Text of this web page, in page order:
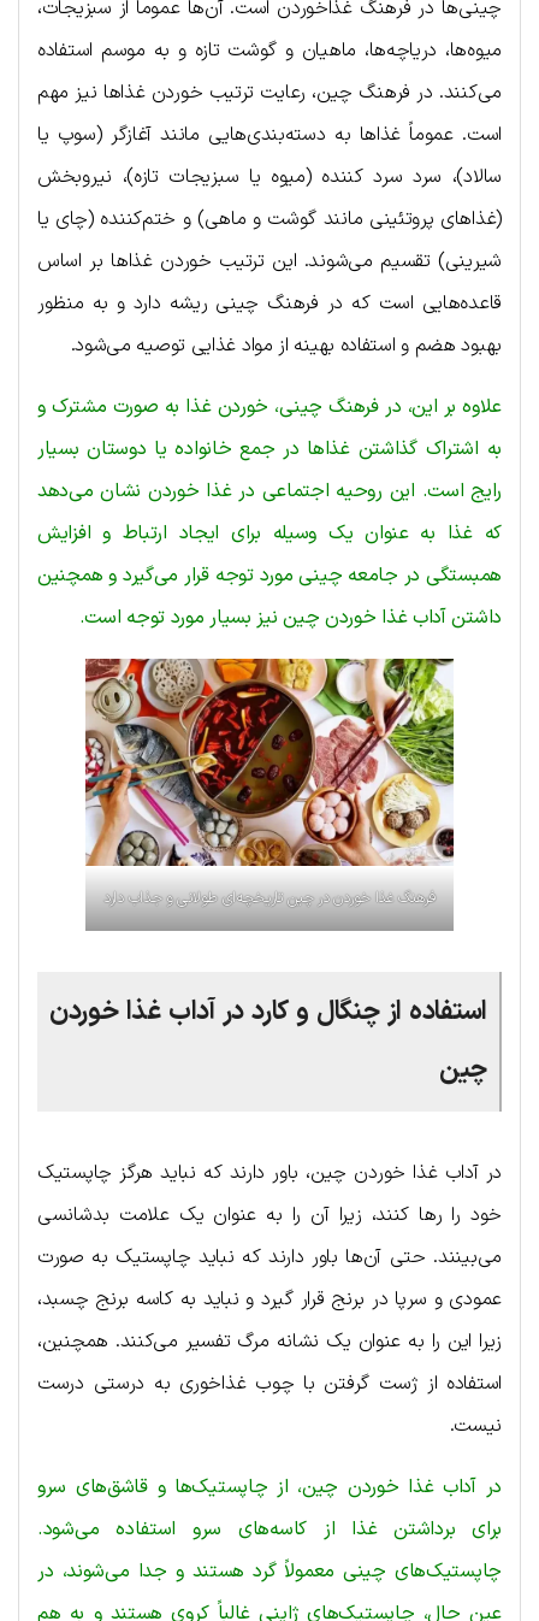
چینی‌ها در فرهنگ غذاخوردن است. آن‌ها عموماً از سبزیجات،
میوه‌ها، دریاچه‌ها، ماهیان و گوشت تازه و به موسم استفاده
می‌کنند. در فرهنگ چین، رعایت ترتیب خوردن غذاها نیز مهم
است. عموماً غذاها به دسته‌بندی‌هایی مانند آغازگر (سوپ یا
سالاد)، سرد سرد کننده (میوه یا سبزیجات تازه)، نیروبخش
(غذاهای پروتئینی مانند گوشت و ماهی) و ختم‌کننده (چای یا
شیرینی) تقسیم می‌شوند. این ترتیب خوردن غذاها بر اساس
قاعده‌هایی است که در فرهنگ چینی ریشه دارد و به منظور
بهبود هضم و استفاده بهینه از مواد غذایی توصیه می‌شود.
علاوه بر این، در فرهنگ چینی، خوردن غذا به صورت مشترک و
به اشتراک گذاشتن غذاها در جمع خانواده یا دوستان بسیار
رایج است. این روحیه اجتماعی در غذا خوردن نشان می‌دهد
که غذا به عنوان یک وسیله برای ایجاد ارتباط و افزایش
همبستگی در جامعه چینی مورد توجه قرار می‌گیرد و همچنین
داشتن آداب غذا خوردن چین نیز بسیار مورد توجه است.
فرهنگ غذا خوردن در چین تاریخچه‌ای طولانی و جذاب دارد
استفاده از چنگال و کارد در آداب غذا خوردن
چین
در آداب غذا خوردن چین، باور دارند که نباید هرگز چاپستیک
خود را رها کنند، زیرا آن را به عنوان یک علامت بدشانسی
می‌بینند. حتی آن‌ها باور دارند که نباید چاپستیک به صورت
عمودی و سرپا در برنج قرار گیرد و نباید به کاسه برنج چسبد،
زیرا این را به عنوان یک نشانه مرگ تفسیر می‌کنند. همچنین،
استفاده از ژست گرفتن با چوب غذاخوری به درستی درست
نیست.
در آداب غذا خوردن چین، از چاپستیک‌ها و قاشق‌های سرو
برای برداشتن غذا از کاسه‌های سرو استفاده می‌شود.
چاپستیک‌های چینی معمولاً گرد هستند و جدا می‌شوند، در
عین حال، چاپستیک‌های ژاپنی غالباً کروی هستند و به هم